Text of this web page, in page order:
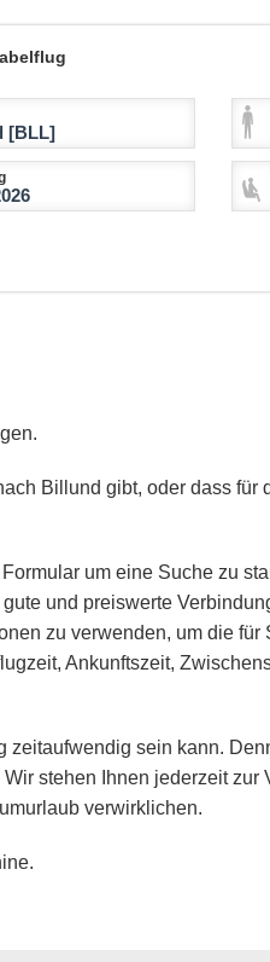
Billund gibt, oder dass für
um eine Suche zu
und preiswerte
zu verwenden, um die für
Ankunftszeit,
sein kann.
stehen Ihnen jederzeit zur
verwirklichen.